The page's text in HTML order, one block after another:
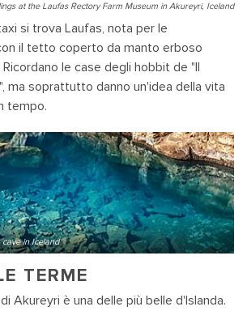
at the Laufas Rectory Farm Museum in Akureyri, Iceland
si trova Laufas, nota per le
il tetto coperto da manto erboso
le case degli hobbit de "Il
ma soprattutto danno un'idea della vita
tempo.
in Iceland
TERME
Akureyri è una delle più belle d'Islanda.